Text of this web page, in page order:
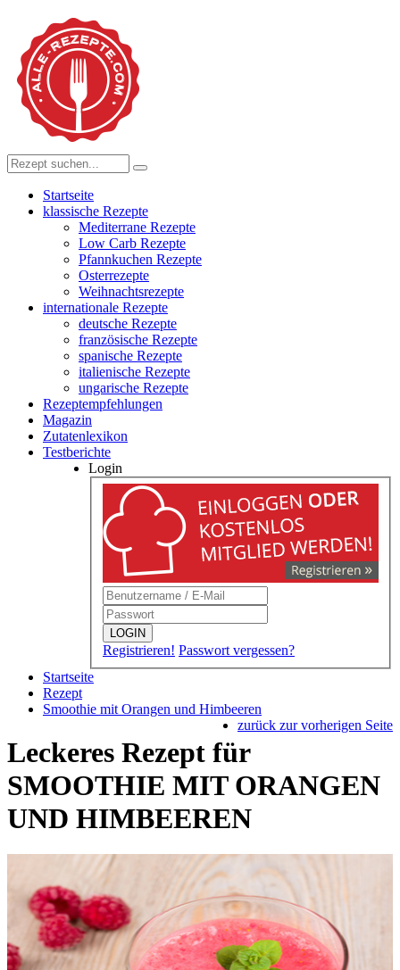
Startseite
klassische Rezepte
Mediterrane Rezepte
Low Carb Rezepte
Pfannkuchen Rezepte
Osterrezepte
Weihnachtsrezepte
internationale Rezepte
deutsche Rezepte
französische Rezepte
spanische Rezepte
italienische Rezepte
ungarische Rezepte
Rezeptempfehlungen
Magazin
Zutatenlexikon
Testberichte
Login
LOGIN
Registrieren! Passwort vergessen?
Startseite
Rezept
Smoothie mit Orangen und Himbeeren
zurück zur vorherigen Seite
Leckeres Rezept für
SMOOTHIE MIT ORANGEN
UND HIMBEEREN